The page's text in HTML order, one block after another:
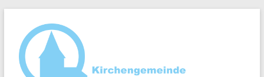
springen